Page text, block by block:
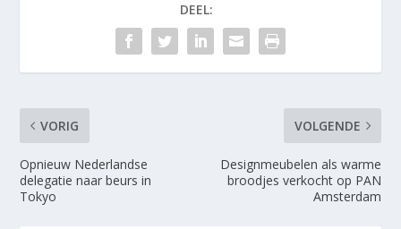
DEEL:
VORIG
Opnieuw Nederlandse
delegatie naar beurs in
Tokyo
VOLGENDE
Designmeubelen als warme
broodjes verkocht op PAN
Amsterdam